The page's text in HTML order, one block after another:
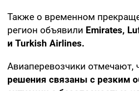
Также о временном
регион объявили Emirates,
и Turkish Airlines.
Авиаперевозчики отмечают,
решения связаны с резким